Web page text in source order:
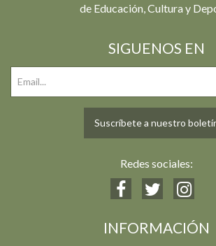
de Educación, Cultura y
SIGUENOS EN
Suscríbete a nuestro
Redes sociales:
INFORMACIÓN